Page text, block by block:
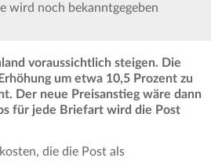
wird noch bekanntgegeben
voraussichtlich steigen. Die
um etwa 10,5 Prozent zu
Der neue Preisanstieg wäre dann
für jede Briefart wird die Post
die die Post als